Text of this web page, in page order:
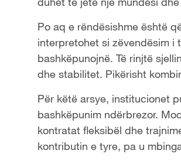
Po aq e rëndësishme është
interpretohet si zëvendësim i
bashkëpunojnë. Të rinjtë
dhe stabilitet. Pikërisht
Për këtë arsye, institucionet
bashkëpunim ndërbrezor.
kontratat fleksibël dhe
kontributin e tyre, pa u